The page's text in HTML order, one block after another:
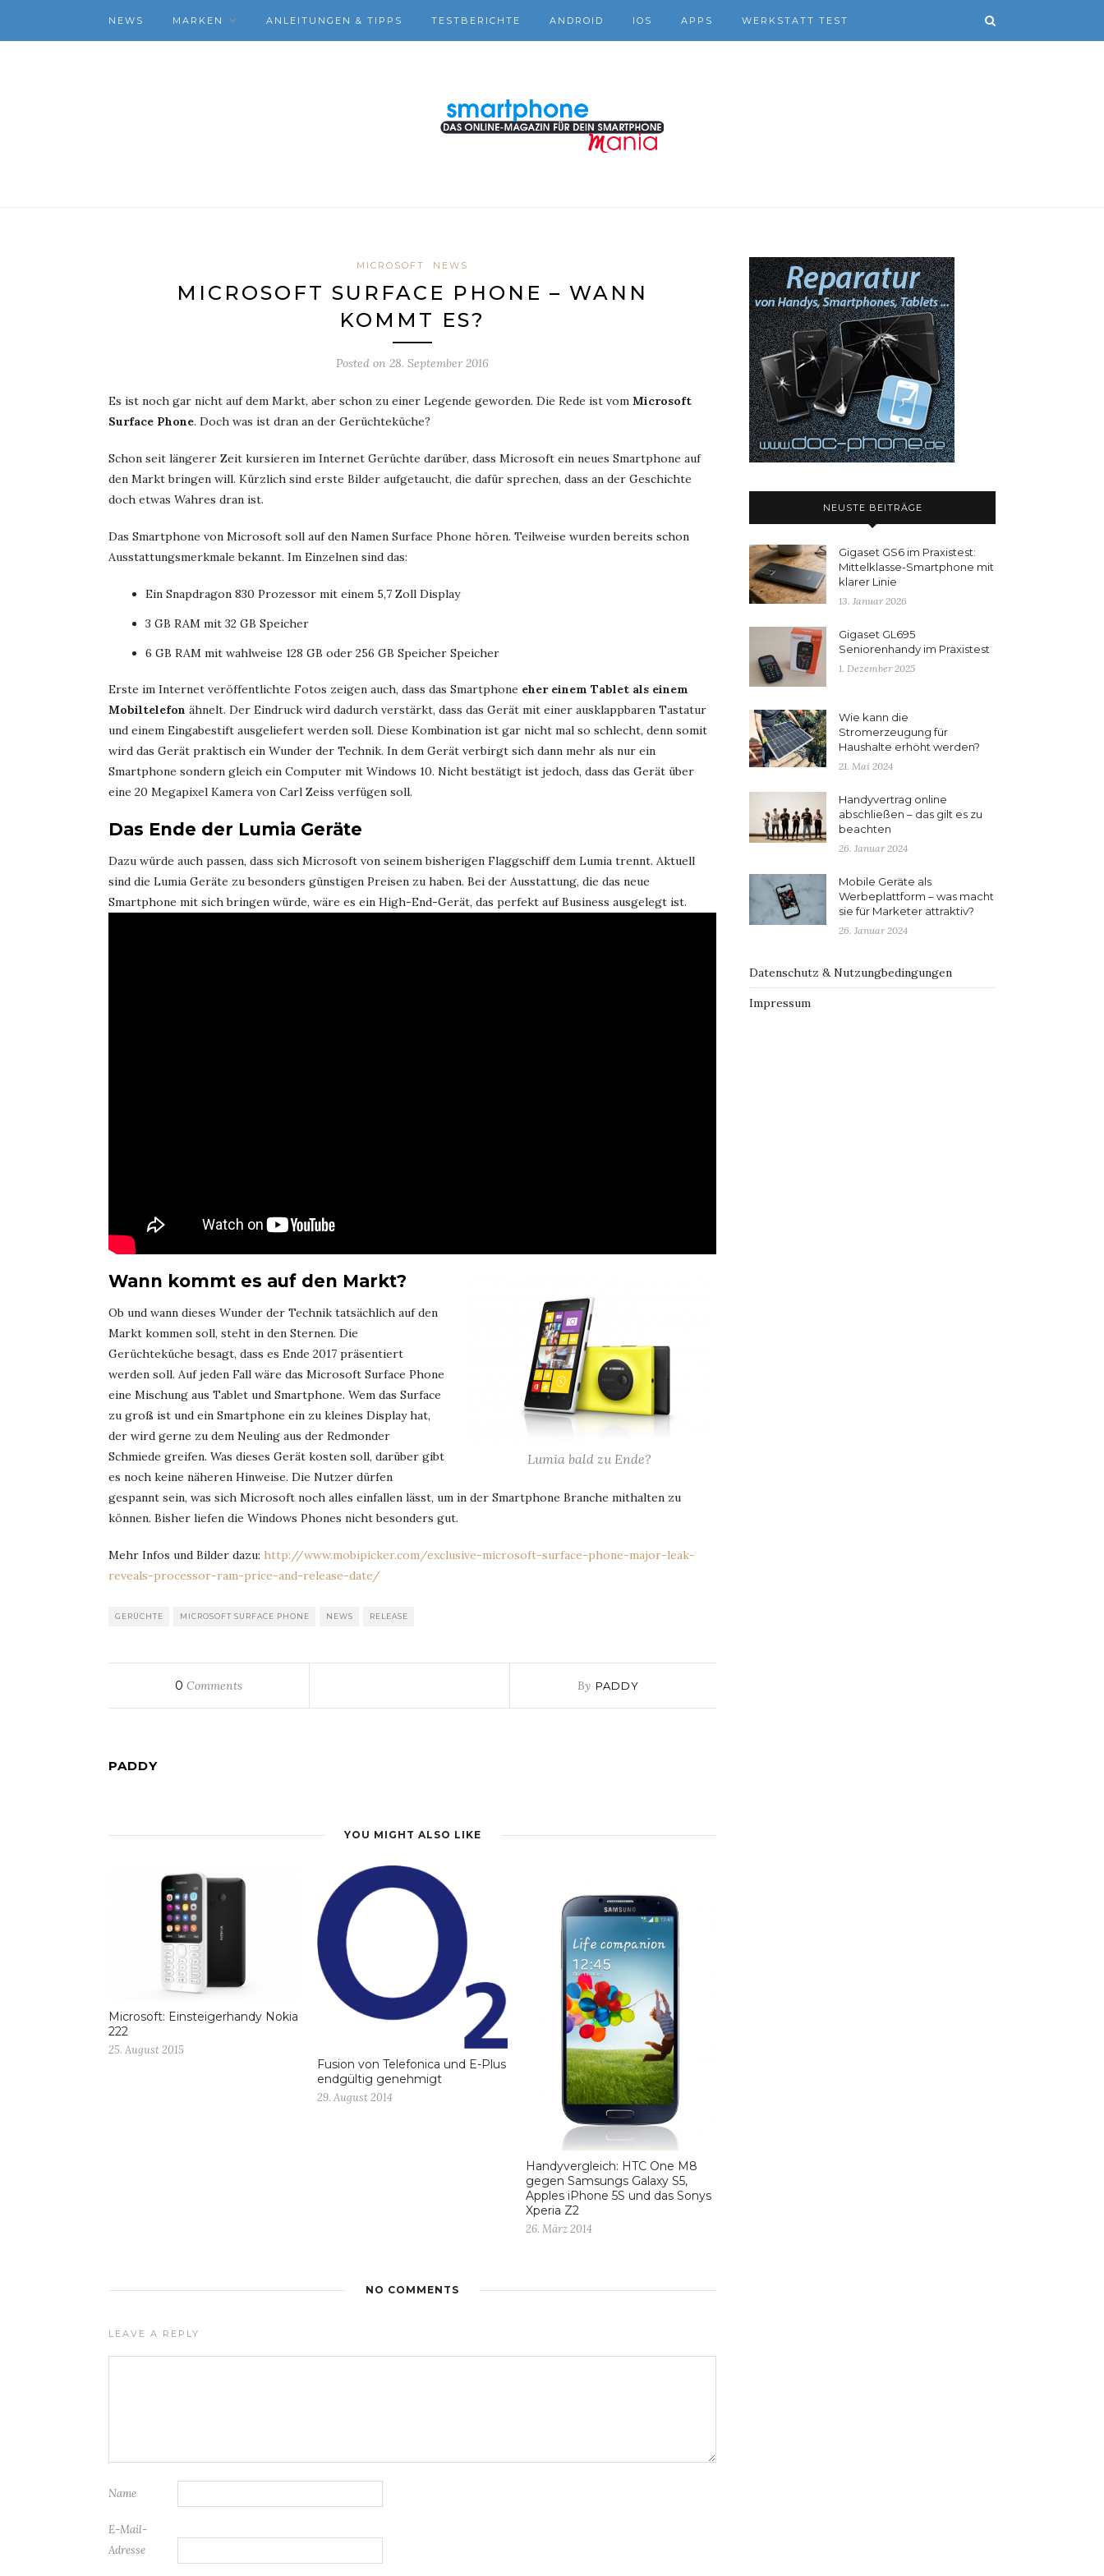
NEWS MARKEN ANLEITUNGEN & TIPPS TESTBERICHTE ANDROID IOS APPS WERKSTATT TEST
MICROSOFT NEWS
MICROSOFT SURFACE PHONE – WANN
KOMMT ES?
Posted on 28. September 2016
Es ist noch gar nicht auf dem Markt, aber schon zu einer Legende geworden. Die Rede ist vom Microsoft
Surface Phone. Doch was ist dran an der Gerüchteküche?
Schon seit längerer Zeit kursieren im Internet Gerüchte darüber, dass Microsoft ein neues Smartphone auf
den Markt bringen will. Kürzlich sind erste Bilder aufgetaucht, die dafür sprechen, dass an der Geschichte
doch etwas Wahres dran ist.
Das Smartphone von Microsoft soll auf den Namen Surface Phone hören. Teilweise wurden bereits schon
Ausstattungsmerkmale bekannt. Im Einzelnen sind das:
Ein Snapdragon 830 Prozessor mit einem 5,7 Zoll Display
3 GB RAM mit 32 GB Speicher
6 GB RAM mit wahlweise 128 GB oder 256 GB Speicher Speicher
Erste im Internet veröffentlichte Fotos zeigen auch, dass das Smartphone eher einem Tablet als einem
Mobiltelefon ähnelt. Der Eindruck wird dadurch verstärkt, dass das Gerät mit einer ausklappbaren Tastatur
und einem Eingabestift ausgeliefert werden soll. Diese Kombination ist gar nicht mal so schlecht, denn somit
wird das Gerät praktisch ein Wunder der Technik. In dem Gerät verbirgt sich dann mehr als nur ein
Smartphone sondern gleich ein Computer mit Windows 10. Nicht bestätigt ist jedoch, dass das Gerät über
eine 20 Megapixel Kamera von Carl Zeiss verfügen soll.
Das Ende der Lumia Geräte
Dazu würde auch passen, dass sich Microsoft von seinem bisherigen Flaggschiff dem Lumia trennt. Aktuell
sind die Lumia Geräte zu besonders günstigen Preisen zu haben. Bei der Ausstattung, die das neue
Smartphone mit sich bringen würde, wäre es ein High-End-Gerät, das perfekt auf Business ausgelegt ist.
Lumia bald zu Ende?
Wann kommt es auf den Markt?
Ob und wann dieses Wunder der Technik tatsächlich auf den
Markt kommen soll, steht in den Sternen. Die
Gerüchteküche besagt, dass es Ende 2017 präsentiert
werden soll. Auf jeden Fall wäre das Microsoft Surface Phone
eine Mischung aus Tablet und Smartphone. Wem das Surface
zu groß ist und ein Smartphone ein zu kleines Display hat,
der wird gerne zu dem Neuling aus der Redmonder
Schmiede greifen. Was dieses Gerät kosten soll, darüber gibt
es noch keine näheren Hinweise. Die Nutzer dürfen
gespannt sein, was sich Microsoft noch alles einfallen lässt, um in der Smartphone Branche mithalten zu
können. Bisher liefen die Windows Phones nicht besonders gut.
Mehr Infos und Bilder dazu: http://www.mobipicker.com/exclusive-microsoft-surface-phone-major-leak-
reveals-processor-ram-price-and-release-date/
GERÜCHTE MICROSOFT SURFACE PHONE NEWS RELEASE
0 Comments By PADDY
PADDY
YOU MIGHT ALSO LIKE
Microsoft: Einsteigerhandy Nokia
222
25. August 2015
Fusion von Telefonica und E-Plus
endgültig genehmigt
29. August 2014
Handyvergleich: HTC One M8
gegen Samsungs Galaxy S5,
Apples iPhone 5S und das Sonys
Xperia Z2
26. März 2014
NO COMMENTS
LEAVE A REPLY
Name
E-Mail-
Adresse
NEUSTE BEITRÄGE
Gigaset GS6 im Praxistest:
Mittelklasse-Smartphone mit
klarer Linie
13. Januar 2026
Gigaset GL695
Seniorenhandy im Praxistest
1. Dezember 2025
Wie kann die
Stromerzeugung für
Haushalte erhöht werden?
21. Mai 2024
Handyvertrag online
abschließen – das gilt es zu
beachten
26. Januar 2024
Mobile Geräte als
Werbeplattform – was macht
sie für Marketer attraktiv?
26. Januar 2024
Datenschutz & Nutzungbedingungen
Impressum